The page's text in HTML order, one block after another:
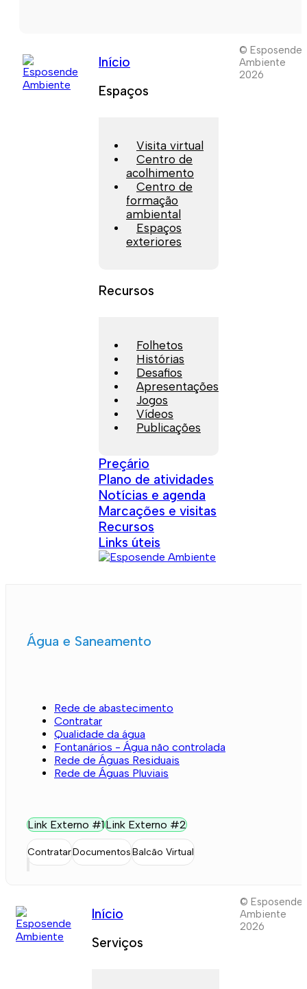
Início
Espaços
Visita virtual
Centro de
acolhimento
Centro de
formação
ambiental
Espaços
exteriores
Recursos
Folhetos
Histórias
Desafios
Apresentações
Jogos
Vídeos
Publicações
Preçário
Plano de atividades
Notícias e agenda
Marcações e visitas
Recursos
Links úteis
© Esposende
Ambiente
2026
Água e Saneamento
Rede de abastecimento
Contratar
Qualidade da água
Fontanários - Água não controlada
Rede de Águas Residuais
Rede de Águas Pluviais
Link Externo #1Link Externo #2
ContratarDocumentosBalcão Virtual
Início
Serviços
© Esposende
Ambiente
2026